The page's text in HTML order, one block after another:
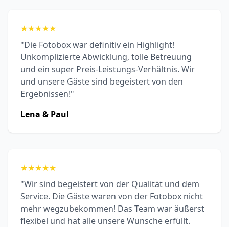
★★★★★
"Die Fotobox war definitiv ein Highlight!
Unkomplizierte Abwicklung, tolle Betreuung
und ein super Preis-Leistungs-Verhältnis. Wir
und unsere Gäste sind begeistert von den
Ergebnissen!"
Lena & Paul
★★★★★
"Wir sind begeistert von der Qualität und dem
Service. Die Gäste waren von der Fotobox nicht
mehr wegzubekommen! Das Team war äußerst
flexibel und hat alle unsere Wünsche erfüllt.